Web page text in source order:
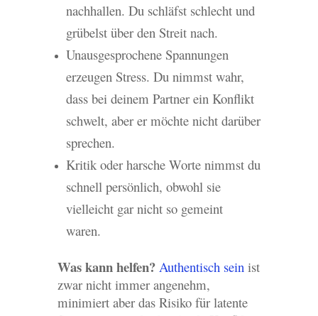
nachhallen. Du schläfst schlecht und
grübelst über den Streit nach.
Unausgesprochene Spannungen
erzeugen Stress. Du nimmst wahr,
dass bei deinem Partner ein Konflikt
schwelt, aber er möchte nicht darüber
sprechen.
Kritik oder harsche Worte nimmst du
schnell persönlich, obwohl sie
vielleicht gar nicht so gemeint
waren.
Was kann helfen? Authentisch sein ist
zwar nicht immer angenehm,
minimiert aber das Risiko für latente